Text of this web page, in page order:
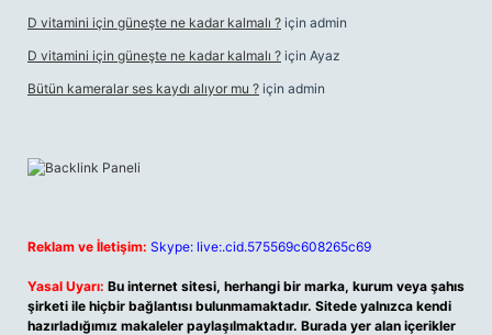
D vitamini için güneşte ne kadar kalmalı ? için admin
D vitamini için güneşte ne kadar kalmalı ? için Ayaz
Bütün kameralar ses kaydı alıyor mu ? için admin
Reklam ve İletişim: Skype: live:.cid.575569c608265c69
Yasal Uyarı: Bu internet sitesi, herhangi bir marka, kurum veya şahıs
şirketi ile hiçbir bağlantısı bulunmamaktadır. Sitede yalnızca kendi
hazırladığımız makaleler paylaşılmaktadır. Burada yer alan içerikler